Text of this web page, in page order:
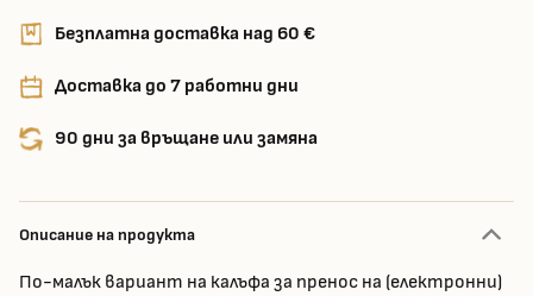
Безплатна доставка над 60 €
Доставка до 7 работни дни
90 дни за връщане или замяна
Описание на продукта
По-малък вариант на калъфа за пренос на (електронни)